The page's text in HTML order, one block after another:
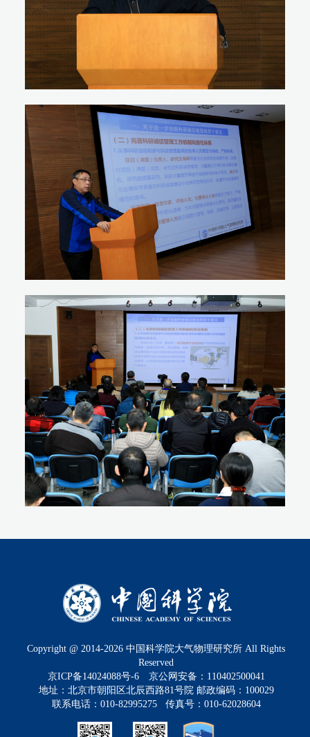
Copyright @ 2014-2026 中国科学院大气物理研究所 All Rights
Reserved
京ICP备14024088号-6
京公网安备：110402500041
地址：北京市朝阳区北辰西路81号院 邮政编码：100029
联系电话：010-82995275 传真号：010-62028604